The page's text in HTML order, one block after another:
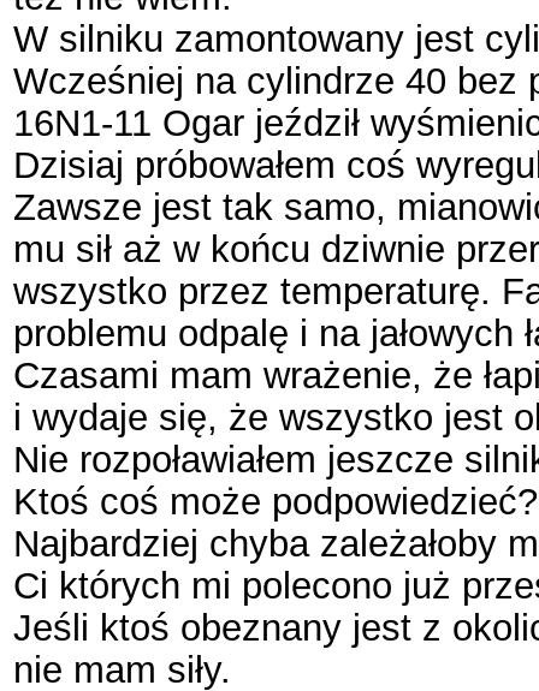
W silniku zamontowany jest
Wcześniej na cylindrze 40 bez
16N1-11 Ogar jeździł
Dzisiaj próbowałem coś
Zawsze jest tak samo,
mu sił aż w końcu dziwnie
wszystko przez temperaturę.
problemu odpalę i na jałowych
Czasami mam wrażenie, że
i wydaje się, że wszystko jest
Nie rozpoławiałem jeszcze
Ktoś coś może podpowiedzieć?
Najbardziej chyba zależałoby
Ci których mi polecono już
Jeśli ktoś obeznany jest z
nie mam siły.